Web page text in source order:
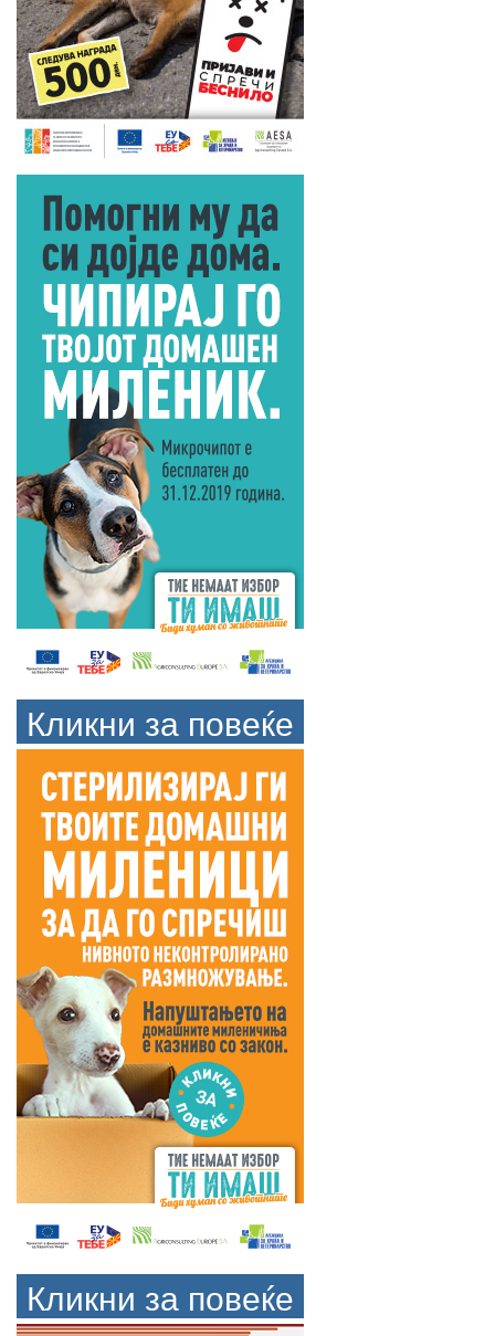
Кликни за повеќе
Кликни за повеќе